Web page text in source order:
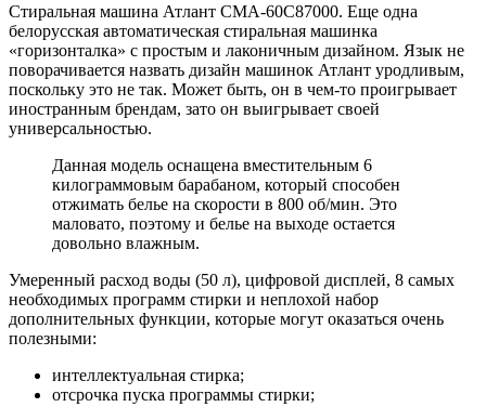
Стиральная машина Атлант СМА-60С87000. Еще одна
белорусская автоматическая стиральная машинка
«горизонталка» с простым и лаконичным дизайном. Язык не
поворачивается назвать дизайн машинок Атлант уродливым,
поскольку это не так. Может быть, он в чем-то проигрывает
иностранным брендам, зато он выигрывает своей
универсальностью.
Данная модель оснащена вместительным 6
килограммовым барабаном, который способен
отжимать белье на скорости в 800 об/мин. Это
маловато, поэтому и белье на выходе остается
довольно влажным.
Умеренный расход воды (50 л), цифровой дисплей, 8 самых
необходимых программ стирки и неплохой набор
дополнительных функции, которые могут оказаться очень
полезными:
интеллектуальная стирка;
отсрочка пуска программы стирки;